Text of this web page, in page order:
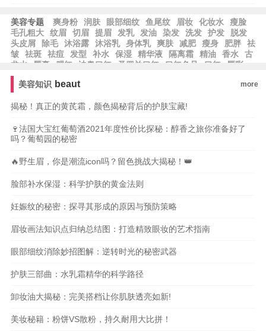
美容专题 爽身粉 润肤 眼部细纹 鱼尾纹 眉妆 化妆水
瘦脸
毛孔粗大
纹眉 切眉 提眉 发乳 发油 染发 洗发 护发
脱发
头皮屑
除毛 沐浴露 沐浴乳 身体乳 爽肤 减肥 瘦身 肥胖
祛
皱
祛斑 祛痘 发型 补水 保湿 精华液 隔离霜 精油 香水
古
龙水
唇膏 腮红 迪奥口红 圣罗兰口红 口红色号 口红
唇彩
眼袋
美容知识 beaut more
揭秘！真正的黄芪霜，颜色揭秘背后的护肤宝藏!
🍷法国大宝红葡萄酒2021年度性价比探秘：醇香之旅你准备好了
吗？葡萄园的秘密
🔥野生眉，你是潮流icon吗？留色挑战大揭秘！👑
脸部补水保湿：科学护肤的黄金法则
妊娠纹的秘密：探寻其形成的原因与预防策略
眉妆画法知识点归纳总结图：打造精致眼妆的艺术指南
眼部细纹消除妙招图解：逆转时光的秘密武器
护肤三部曲：水乳霜精华的科学路径
卸妆油大揭秘：完美搭档让你肌肤透亮如新!
美妆秘籍：粉饼VS散粉，持久耐用大比拼！